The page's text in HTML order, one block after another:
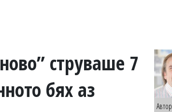
струваше 7
бях аз
Автор